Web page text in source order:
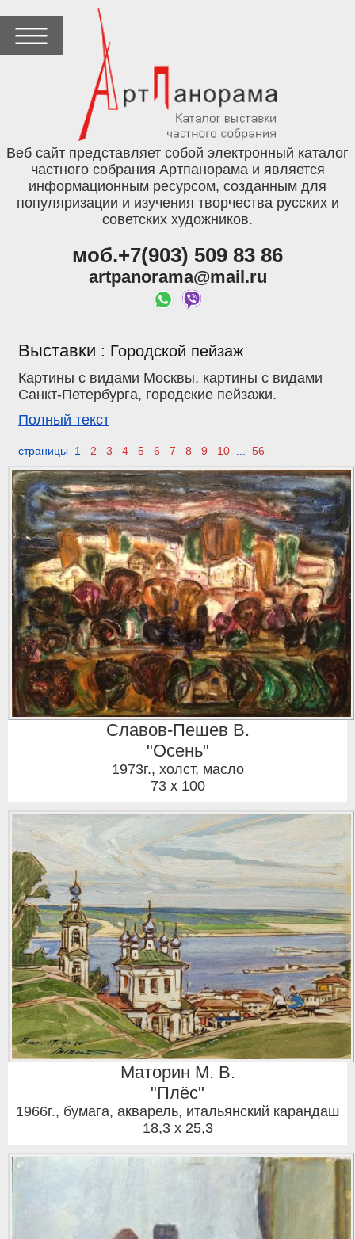
Веб сайт представляет собой электронный каталог
частного собрания Артпанорама и является
информационным ресурсом, созданным для
популяризации и изучения творчества русских и
советских художников.
моб.+7(903) 509 83 86
artpanorama@mail.ru
Выставки : Городской пейзаж
Картины с видами Москвы, картины с видами
Санкт-Петербурга, городские пейзажи.
Полный текст
страницы 1 2 3 4 5 6 7 8 9 10 ... 56
Славов-Пешев В.
"Осень"
1973г., холст, масло
73 x 100
Маторин М. В.
"Плёс"
1966г., бумага, акварель, итальянский карандаш
18,3 x 25,3